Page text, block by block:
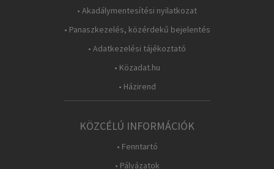
• Akadálymentesítési nyilatkozat
• Panaszkezelés, közérdekű bejelentés
• Adatkezelési tájékoztató
• Közadat.hu
• Házirend
KÖZCÉLÚ INFORMÁCIÓK
• Fenntartó
• Pályázatok